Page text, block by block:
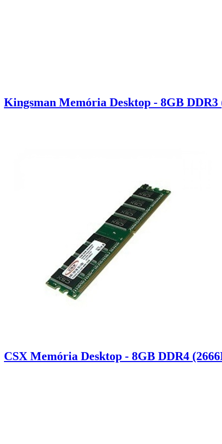
Kingsman Memória Desktop - 8GB DDR3
CSX Memória Desktop - 8GB DDR4